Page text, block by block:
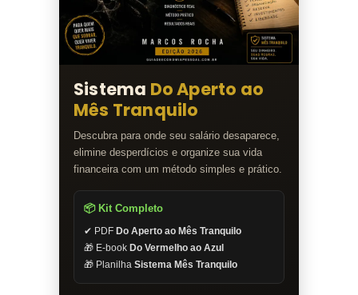
Sistema Do Aperto ao
Mês Tranquilo
Descubra para onde seu salário desaparece,
elimine desperdícios e organize sua vida
financeira com um método simples e prático.
📦 Kit Completo
✔ PDF Do Aperto ao Mês Tranquilo
🎁 E-book Do Vermelho ao Azul
🎁 Planilha Sistema Mês Tranquilo